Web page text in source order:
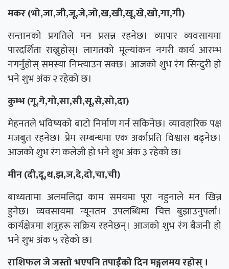
मकर (भो,जा,जी,जू,जे,जो,ख,खी,खू,खे,खो,गा,गी)
सन्तानको प्रगतिले मन प्रसन्न रहनेछ। व्यापार व्यवसायमा
पारदर्शिता राख्नुहोस्। लागतको मूल्यांकन नगरी कार्य आरम्भ
नगर्नुहोस् समस्या निम्त्याउन सक्छ। आजको शुभ रंग सिन्दुरी हो
भने शुभ अंक २ रहेको छ।
कुम्भ (गू,गे,गो,सा,सी,सू,से,सो,दा)
मेहनतले भविष्यको बाटो निर्माण गर्न सकिनेछ। व्यावहारिक पक्ष
मजबुत रहनेछ। प्रेम सम्बन्धमा एक अर्काप्रति विश्वास बढ्नेछ।
आजको शुभ रंग कलेजी हो भने शुभ अंक ३ रहेको छ।
मीन (दी,दू,थ,झ,ञ,दे,दो,चा,ची)
बाध्यतामा अलमलिदा काम समयमा पूरा नहुनाले मन खिन्न
हुनेछ। व्यवसायमा न्यूनतम उपलब्धिमा चित्त बुझाउनुपर्ला।
कार्यक्षेत्रमा शत्रुहरू सक्रिय रहनेछन्। आजको शुभ रंग बैजनी हो
भने शुभ अंक ५ रहेको छ।
राशिफल जे जस्तो भएपनि तपाईंको दिन मङ्गलमय रहोस् ।